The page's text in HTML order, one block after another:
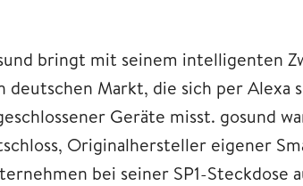
bringt mit seinem intelligenten
deutschen Markt, die sich per Alexa
Geräte misst. gosund
Originalhersteller eigener
bei seiner SP1-